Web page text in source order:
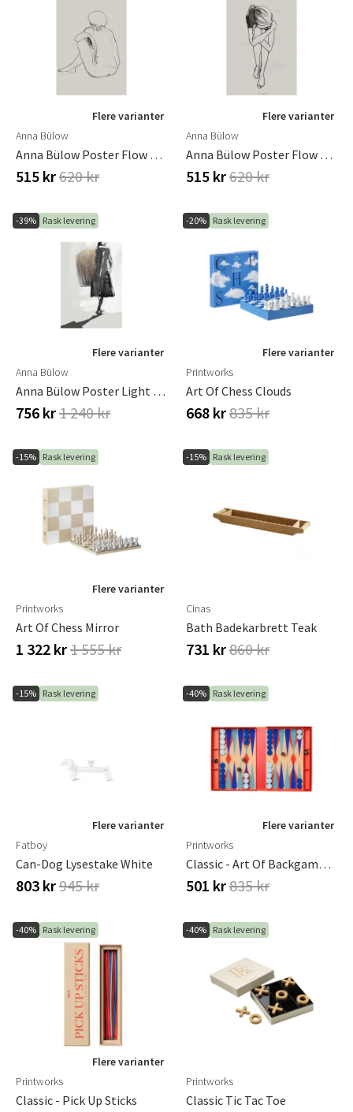
Sverige
Danmark
Flere varianter
Anna Bülow
Anna Bülow Poster Flow 7 30x40 Cm
515 kr620 kr
Flere varianter
Anna Bülow
Anna Bülow Poster Flow 9 30x40 Cm
515 kr620 kr
-39% Rask levering
Flere varianter
Anna Bülow
Anna Bülow Poster Light Chaser 70x100 Cm
756 kr1 240 kr
-20% Rask levering
Flere varianter
Printworks
Art Of Chess Clouds
668 kr835 kr
-15% Rask levering
Flere varianter
Printworks
Art Of Chess Mirror
1 322 kr1 555 kr
-15% Rask levering
Cinas
Bath Badekarbrett Teak
731 kr860 kr
-15% Rask levering
Flere varianter
Fatboy
Can-Dog Lysestake White
803 kr945 kr
-40% Rask levering
Flere varianter
Printworks
Classic - Art Of Backgammon
501 kr835 kr
-40% Rask levering
Flere varianter
Printworks
Classic - Pick Up Sticks
-40% Rask levering
Printworks
Classic Tic Tac Toe